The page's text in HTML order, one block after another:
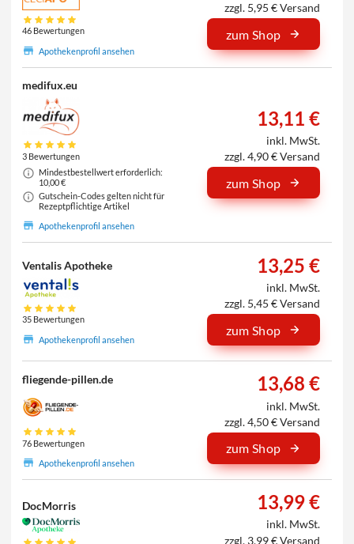
46 Bewertungen
Apothekenprofil ansehen
zzgl. 5,95 € Versand
zum Shop
medifux.eu
3 Bewertungen
Mindestbestellwert erforderlich:
10,00 €
Gutschein-Codes gelten nicht für
Rezeptpflichtige Artikel
Apothekenprofil ansehen
13,11 €
inkl. MwSt.
zzgl. 4,90 € Versand
zum Shop
Ventalis Apotheke
35 Bewertungen
Apothekenprofil ansehen
13,25 €
inkl. MwSt.
zzgl. 5,45 € Versand
zum Shop
fliegende-pillen.de
76 Bewertungen
Apothekenprofil ansehen
13,68 €
inkl. MwSt.
zzgl. 4,50 € Versand
zum Shop
DocMorris 13,99 €
inkl. MwSt.
zzgl. 3,99 € Versand